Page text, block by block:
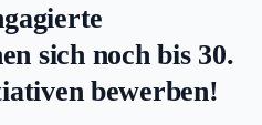
sich noch bis 30.
bewerben!